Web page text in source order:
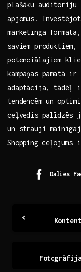
plašāku auditoriju
apjomus.
mārketinga
saviem
potenciālajiem
‍kampaņas pamatā‌
adaptācija, tādēļ
tendencēm un
ceļvedis palīdzēs
un strauji
Shopping⁤ ceļojums
Dalies